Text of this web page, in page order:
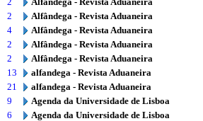
2
Alfândega - Revista Aduaneira
4
Alfândega - Revista Aduaneira
2
Alfândega - Revista Aduaneira
2
Alfândega - Revista Aduaneira
13
alfandega - Revista Aduaneira
21
alfandega - Revista Aduaneira
9
Agenda da Universidade de Lisboa
6
Agenda da Universidade de Lisboa